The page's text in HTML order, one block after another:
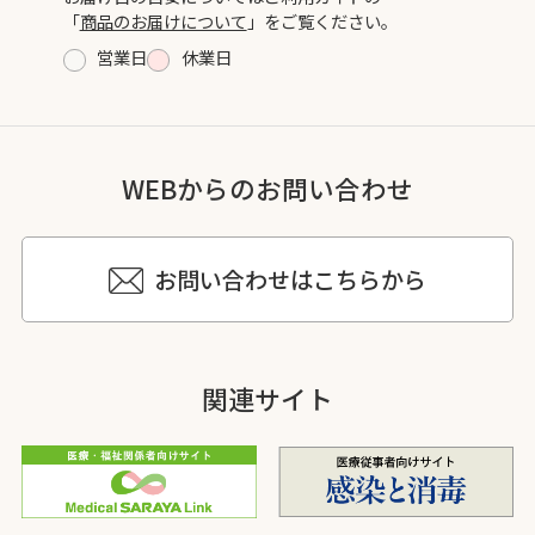
「商品のお届けについて 」をご覧ください。
営業日
休業日
WEBからのお問い合わせ
お問い合わせはこちらから
関連サイト